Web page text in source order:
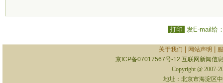
打印 发E-mail给
关于我们 网站声明
京ICP备07017567号-12 互联网新闻信
Copyright @ 2007-
地址：北京市海淀区